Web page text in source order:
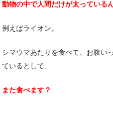
動物の中で人間だけが太っている
例えばライオン。
シマウマあたりを食べて、お腹い
ているとして、
また食べます？